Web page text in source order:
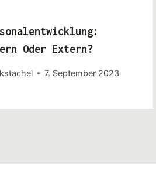
Oder Extern?
kstachel 7. September 2023